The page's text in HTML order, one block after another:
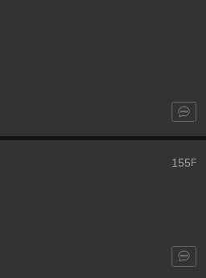
155 F